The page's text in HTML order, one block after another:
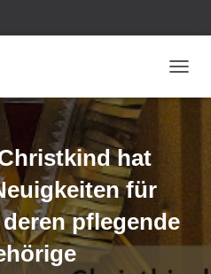
A
N
U
hat
für
pflegende